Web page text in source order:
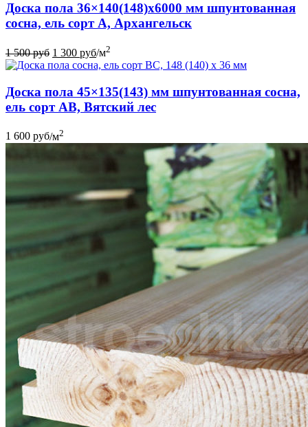
Доска пола 36×140(148)x6000 мм шпунтованная
сосна, ель сорт А, Архангельск
1 500руб 1 300 руб/м2
Доска пола 45×135(143) мм шпунтованная сосна,
ель сорт АВ, Вятский лес
1 600 руб/м2